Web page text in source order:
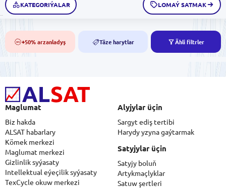
KATEGORIÝALAR LOMAÝ SATMAK
50% +50% arzanladyş NEW Täze harytlar Ähli filtrler
Maglumat
Biz hakda
ALSAT habarlary
Kömek merkezi
Maglumat merkezi
Gizlinlik syýasaty
Intellektual eýeçilik syýasaty
TexCycle okuw merkezi
Alyjylar üçin
Sargyt ediş tertibi
Harydy yzyna gaýtarmak
Satyjylar üçin
Satyjy boluň
Artykmaçlyklar
Satuw şertleri